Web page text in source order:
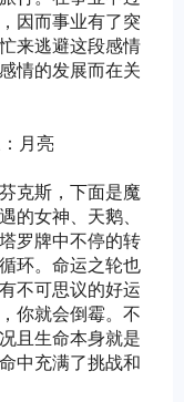
因而事业有了突
来逃避这段感情
情的发展而在关
月亮
克斯，下面是魔
的女神、天鹅、
罗牌中不停的转
环。命运之轮也
不可思议的好运
你就会倒霉。不
且生命本身就是
中充满了挑战和